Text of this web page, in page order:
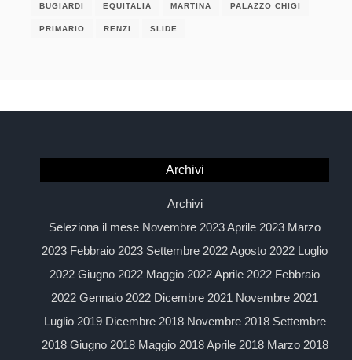
BUGIARDI EQUITALIA MARTINA PALAZZO CHIGI
PRIMARIO RENZI SLIDE
Archivi
Archivi
Seleziona il mese Novembre 2023 Aprile 2023 Marzo
2023 Febbraio 2023 Settembre 2022 Agosto 2022 Luglio
2022 Giugno 2022 Maggio 2022 Aprile 2022 Febbraio
2022 Gennaio 2022 Dicembre 2021 Novembre 2021
Luglio 2019 Dicembre 2018 Novembre 2018 Settembre
2018 Giugno 2018 Maggio 2018 Aprile 2018 Marzo 2018